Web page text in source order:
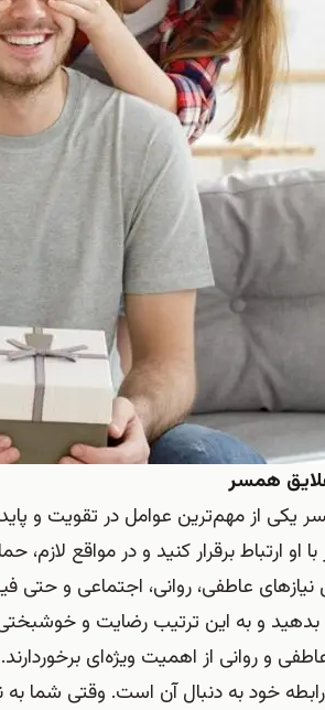
همسر
یکی از مهم‌ترین عوامل در تقویت و
او ارتباط برقرار کنید و در مواقع
عاطفی، روانی، اجتماعی و حتی
بدهید و به این ترتیب رضایت و
و روانی از اهمیت ویژه‌ای
خود به دنبال آن است. وقتی شما